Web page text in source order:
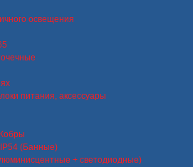
освещения
питания, аксессуары
(Банные)
+ светодиодные)